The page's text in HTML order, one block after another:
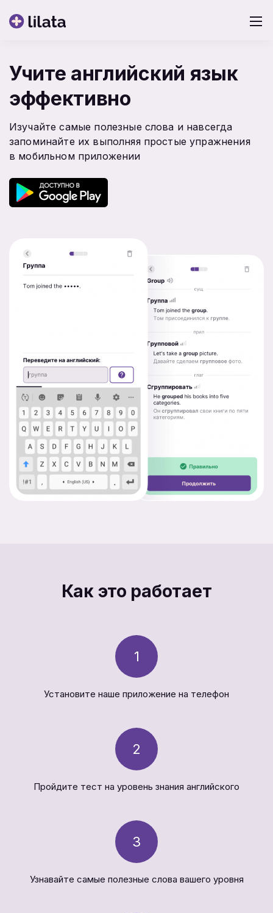
Учите английский язык
эффективно
Изучайте самые полезные слова и навсегда
запоминайте их выполняя простые упражнения
в мобильном приложении
Как это работает
1
Установите наше приложение на телефон
2
Пройдите тест на уровень знания английского
3
Узнавайте самые полезные слова вашего уровня